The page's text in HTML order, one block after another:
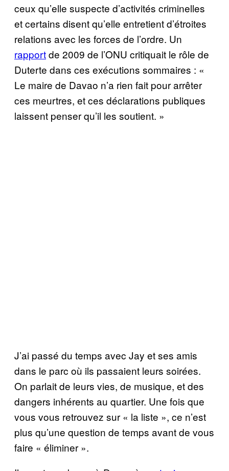
ceux qu’elle suspecte d’activités criminelles
et certains disent qu’elle entretient d’étroites
relations avec les forces de l’ordre. Un
rapportde 2009 de l’ONU critiquait le rôle de
Duterte dans ces exécutions sommaires : «
Le maire de Davao n’a rien fait pour arrêter
ces meurtres, et ces déclarations publiques
laissent penser qu’il les soutient. »
J’ai passé du temps avec Jay et ses amis
dans le parc où ils passaient leurs soirées.
On parlait de leurs vies, de musique, et des
dangers inhérents au quartier. Une fois que
vous vous retrouvez sur « la liste », ce n’est
plus qu’une question de temps avant de vous
faire « éliminer ».